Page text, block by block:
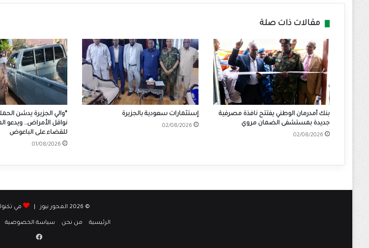
مقالات ذات صلة
بنك أمدرمان الوطني يفتتح نافذة مصرفية
جديدة بمستشفى الضمان مروي
02/08/2026
إستثمارات سعودية بالجزيرة
02/08/2026
*والي الجزيرة يدشن
نواقل الأمراض.. ويدعو
للقضاء على الباعوض
01/08/2026
© 2026 المحور نيوز | مي
الرئيسية من نحن سياسة الخصوصية